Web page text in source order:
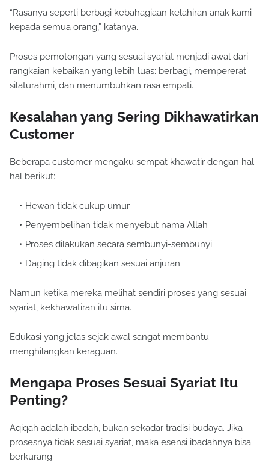
“Rasanya seperti berbagi kebahagiaan kelahiran anak kami
kepada semua orang,” katanya.
Proses pemotongan yang sesuai syariat menjadi awal dari
rangkaian kebaikan yang lebih luas: berbagi, mempererat
silaturahmi, dan menumbuhkan rasa empati.
Kesalahan yang Sering Dikhawatirkan
Customer
Beberapa customer mengaku sempat khawatir dengan hal-
hal berikut:
Hewan tidak cukup umur
Penyembelihan tidak menyebut nama Allah
Proses dilakukan secara sembunyi-sembunyi
Daging tidak dibagikan sesuai anjuran
Namun ketika mereka melihat sendiri proses yang sesuai
syariat, kekhawatiran itu sirna.
Edukasi yang jelas sejak awal sangat membantu
menghilangkan keraguan.
Mengapa Proses Sesuai Syariat Itu
Penting?
Aqiqah adalah ibadah, bukan sekadar tradisi budaya. Jika
prosesnya tidak sesuai syariat, maka esensi ibadahnya bisa
berkurang.